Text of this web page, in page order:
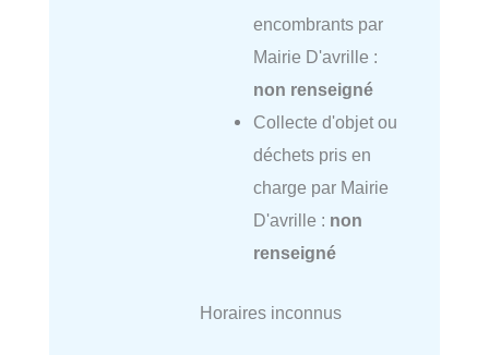
encombrants par
Mairie D'avrille :
non renseigné
Collecte d'objet ou
déchets pris en
charge par Mairie
D'avrille : non
renseigné
Horaires inconnus